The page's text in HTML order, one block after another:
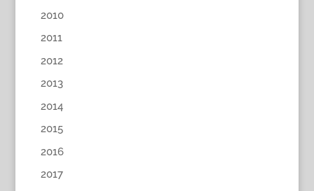
2010
2011
2012
2013
2014
2015
2016
2017